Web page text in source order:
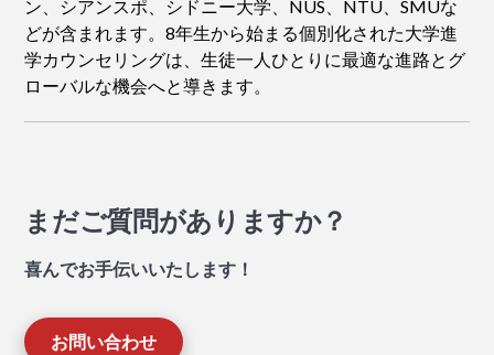
ン、シアンスポ、シドニー大学、NUS、NTU、SMUな
どが含まれます。8年生から始まる個別化された大学進
学カウンセリングは、生徒一人ひとりに最適な進路とグ
ローバルな機会へと導きます。
まだご質問がありますか？
喜んでお手伝いいたします！
お問い合わせ